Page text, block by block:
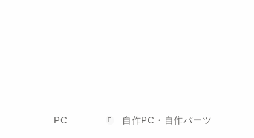
PC 自作PC・自作パーツ